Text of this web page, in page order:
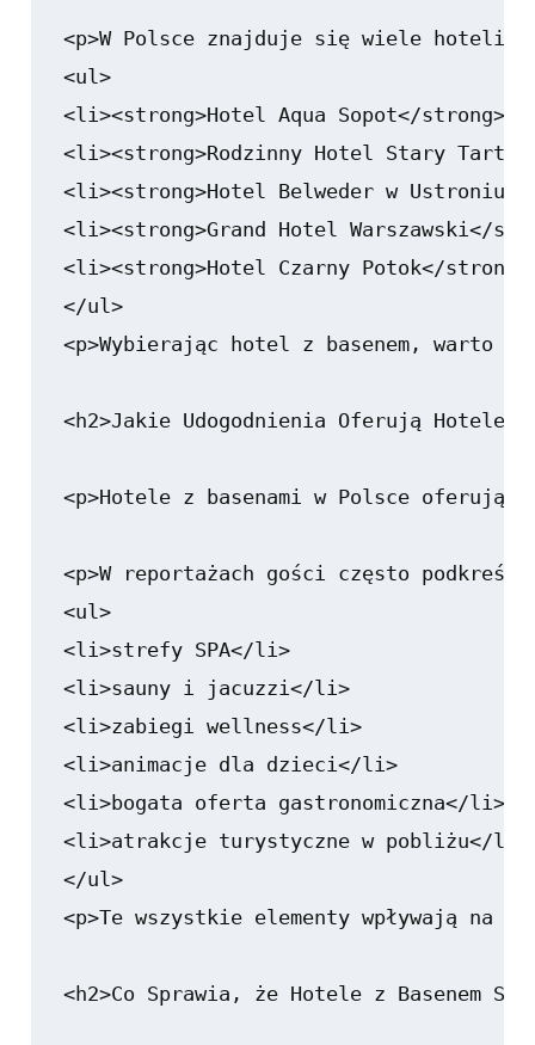
<p>W Polsce znajduje się wiele hoteli
<ul>
<li><strong>Hotel Aqua Sopot</
<li><strong>Rodzinny Hotel Stary
<li><strong>Hotel Belweder w
<li><strong>Grand Hotel Warszawski</
<li><strong>Hotel Czarny Potok</
</ul>
<p>Wybierając hotel z basenem, warto
<h2>Jakie Udogodnienia Oferują Hotele z
<p>Hotele z basenami w Polsce
<p>W reportażach gości często
<ul>
<li>strefy SPA</li>
<li>sauny i jacuzzi</li>
<li>zabiegi wellness</li>
<li>animacje dla dzieci</li>
<li>bogata oferta gastronomiczna</li>
<li>atrakcje turystyczne w pobliżu</li>
</ul>
<p>Te wszystkie elementy wpływają
<h2>Co Sprawia, że Hotele z Basenem